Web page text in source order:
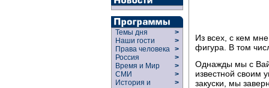
Темы дня
>
Наши гости
>
Права человека >
Россия
>
Время и Мир
>
СМИ
>
История и
>
Из всех, с кем
фигура. В том
Однажды мы с
известной своим
закуски, мы